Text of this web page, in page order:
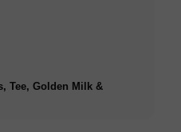
Tee, Golden Milk &